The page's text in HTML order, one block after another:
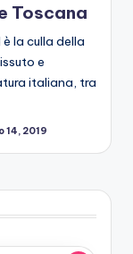
Toscana
la culla della
e
italiana, tra
14, 2019